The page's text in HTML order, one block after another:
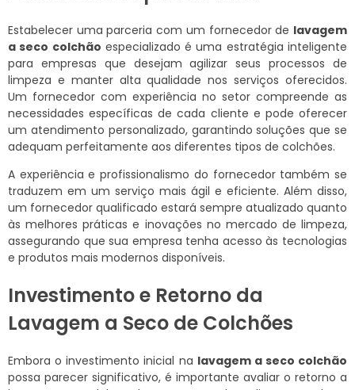
Estabelecer uma parceria com um fornecedor de lavagem
a seco colchão especializado é uma estratégia inteligente
para empresas que desejam agilizar seus processos de
limpeza e manter alta qualidade nos serviços oferecidos.
Um fornecedor com experiência no setor compreende as
necessidades específicas de cada cliente e pode oferecer
um atendimento personalizado, garantindo soluções que se
adequam perfeitamente aos diferentes tipos de colchões.
A experiência e profissionalismo do fornecedor também se
traduzem em um serviço mais ágil e eficiente. Além disso,
um fornecedor qualificado estará sempre atualizado quanto
às melhores práticas e inovações no mercado de limpeza,
assegurando que sua empresa tenha acesso às tecnologias
e produtos mais modernos disponíveis.
Investimento e Retorno da
Lavagem a Seco de Colchões
Embora o investimento inicial na lavagem a seco colchão
possa parecer significativo, é importante avaliar o retorno a